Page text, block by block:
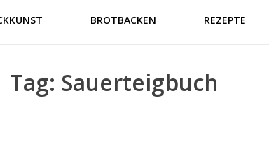
BROTBACKEN REZEPTE
Tag: Sauerteigbuch